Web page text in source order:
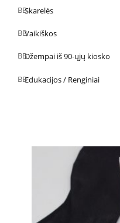
Skarelės
Vaikiškos
Džempai iš 90-ųjų kiosko
Edukacijos / Renginiai